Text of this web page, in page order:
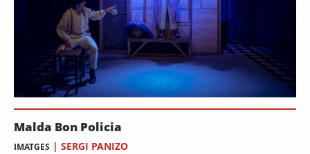
Malda Bon Policia
IMATGES | SERGI PANIZO